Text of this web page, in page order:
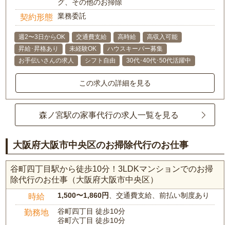
グ、その他のお掃除
契約形態 業務委託
週2〜3日からOK 交通費支給 高時給
高収入可能
昇給･昇格あり
未経験OK
ハウスキーパー募集
お手伝いさんの求人
シフト自由 30代･40代･50代活躍中
この求人の詳細を見る
森ノ宮駅の家事代行の求人一覧を見る
大阪府大阪市中央区のお掃除代行のお仕事
谷町四丁目駅から徒歩10分！3LDKマンションでのお掃
除代行のお仕事（大阪府大阪市中央区）
時給 1,500〜1,860円 、交通費支給、前払い制度あり
勤務地
谷町四丁目 徒歩10分
谷町六丁目 徒歩10分